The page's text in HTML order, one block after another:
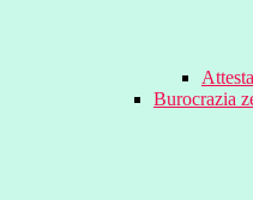
Burocrazia